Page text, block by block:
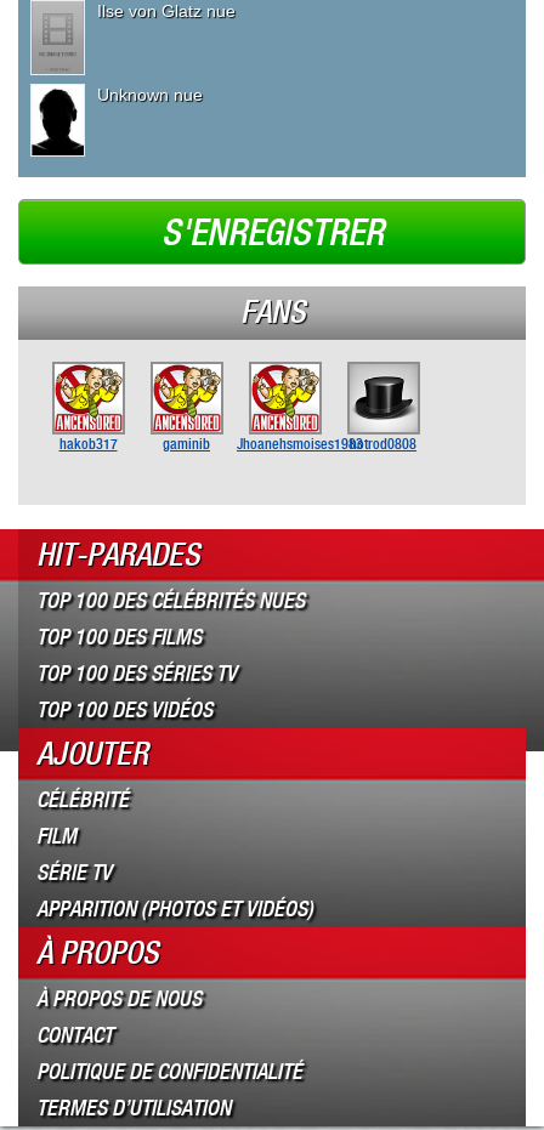
Ilse von Glatz nue
Unknown nue
S'ENREGISTRER
FANS
hakob317 gaminib Jhoanehsmoises1983hotrod0808
HIT-PARADES
TOP 100 DES CÉLÉBRITÉS NUES
TOP 100 DES FILMS
TOP 100 DES SÉRIES TV
TOP 100 DES VIDÉOS
AJOUTER
CÉLÉBRITÉ
FILM
SÉRIE TV
APPARITION (PHOTOS ET VIDÉOS)
À PROPOS
À PROPOS DE NOUS
CONTACT
POLITIQUE DE CONFIDENTIALITÉ
TERMES D’UTILISATION